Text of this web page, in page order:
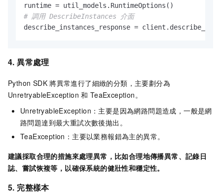
# 調用 DescribeInstances 介面
4. 異常處理
Python SDK 將異常進行了細緻的分類，主要劃分為
UnretryableException 和 TeaException。
UnretryableException：主要是因為網路問題造成，一般是網
路問題達到最大重試次數後拋出。
TeaException：主要以業務報錯為主的異常。
建議採取合理的措施來處理異常，比如合理地傳播異常、記錄日
誌、嘗試恢複等，以確保系統的健壯性和穩定性。
5. 完整樣本